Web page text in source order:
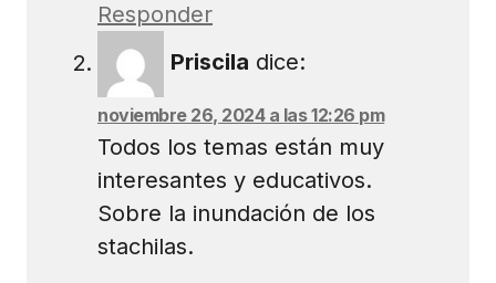
Responder
Priscila dice:
noviembre 26, 2024 a las 12:26 pm
Todos los temas están muy
interesantes y educativos.
Sobre la inundación de los
stachilas.